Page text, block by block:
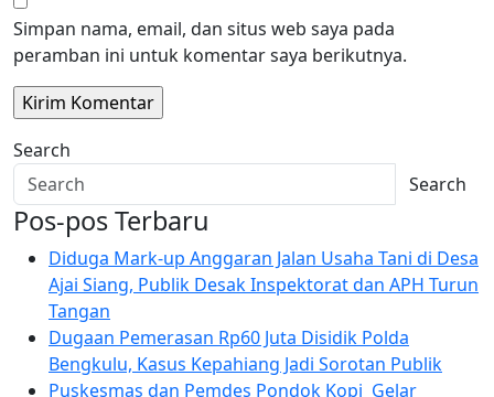
Simpan nama, email, dan situs web saya pada
peramban ini untuk komentar saya berikutnya.
Search
Search
Pos-pos Terbaru
Diduga Mark-up Anggaran Jalan Usaha Tani di Desa
Ajai Siang, Publik Desak Inspektorat dan APH Turun
Tangan
Dugaan Pemerasan Rp60 Juta Disidik Polda
Bengkulu, Kasus Kepahiang Jadi Sorotan Publik
Puskesmas dan Pemdes Pondok Kopi Gelar